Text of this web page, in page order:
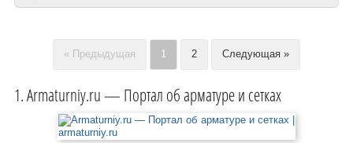
« Предыдущая 1 2 Следующая »
Armaturniy.ru — Портал об арматуре и сетках